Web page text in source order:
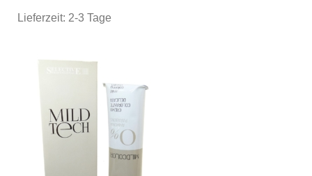
Lieferzeit: 2-3 Tage